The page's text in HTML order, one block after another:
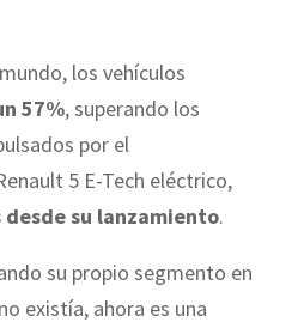
los vehículos
57%, superando los
por el
5 E-Tech eléctrico,
su lanzamiento.
su propio segmento en
existía, ahora es una